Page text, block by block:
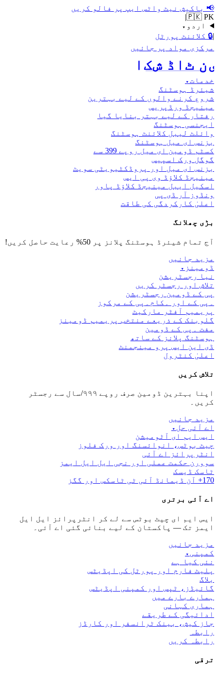
📢 باکیش نیٹ واٹس ایپ پر فالو کریں
🇵🇰 PK
|
اردو ▾
|
🔒 کلائنٹ پورٹل
مرکزی مواد پر جائیں
ڈاٹ نیٹ
خدمات▾
شیئرڈ ہوسٹنگ
شروع کرنے والوں کے لیے بہترین
مینیجڈ ورڈپریس
رفتار کے لیے بہتر بنایا گیا
ایجنسی ہوسٹنگ
وائلٹ لیبل کلائنٹ ہوسٹنگ
بزنس ای میل ہوسٹنگ
کسٹم ڈومین ای میل روپے 399 سے
گوگل ورک اسپیس
بزنس ای میل اور پروڈکٹیویٹی سویٹ
مینیجڈ کلاؤڈ وی پی ایس
اسکیل ایبل مینیجڈ کلاؤڈ پاور
ونڈوز آر ڈی پی
اعلیٰ کارکردگی کی طاقت
بڑی چھلانگ
آج تمام شیئرڈ ہوسٹنگ پلانز پر 50% رعایت حاصل کریں!
مزید جانیں
ڈومینز ▾
نیا رجسٹریشن
تلاش اور رجسٹر کریں
پی کے ڈومین رجسٹریشن
۔پی کے اور ۔کام۔پی کے مرکوز
پریمیم آفٹر مارکیٹ
گلوبنک کے ذریعے منتخب پریمیم ڈومینز
مفت ۔پی کے ڈومین
ہوسٹنگ پلانز کے ساتھ
ڈی این ایس پرو مینجمنٹ
اعلیٰ کنٹرول
تلاش کریں
اپنا بہترین ڈومین صرف روپے ۹۹۹/سال سے رجسٹر
کریں۔
مزید جانیں
اے آئی حل ▾
ایس ایم ای آٹومیشن
چیٹ بوٹس، انوائسنگ اور ورک فلوز
انٹرپرائز اے آئی
سوورن حکمت عملی اور نجی ایل ایل ایمز
ٹاسک ڈیسک
170+ آن ڈیمانڈ آئی ٹی ٹاسکس اور گگز
اے آئی برتری
ایس ایم ای چیٹ بوٹس سے لے کر انٹرپرائز ایل ایل
ایمز تک — پاکستان کے لیے بنائی گئی اے آئی۔
مزید جانیں
کمپنی ▾
نئی کیا ہے
پلیٹ فارم اور پورٹل کی اپڈیٹس
بلاگ
گائیڈز، ٹپس اور کمپنی اپڈیٹس
ہمارے بارے میں
ہماری کہانی
ادائیگی کے طریقے
جاز کیش، بینک ٹرانسفر اور کارڈز
رابطہ
رابطہ کریں
ترقی